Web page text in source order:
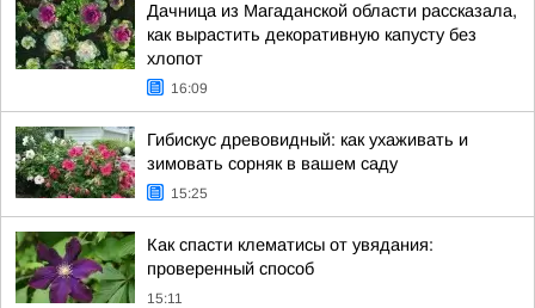
Дачница из Магаданской области рассказала,
как вырастить декоративную капусту без
хлопот
16:09
Гибискус древовидный: как ухаживать и
зимовать сорняк в вашем саду
15:25
Как спасти клематисы от увядания:
проверенный способ
15:11